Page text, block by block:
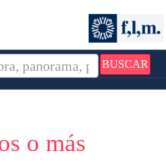
BUSCAR
o más